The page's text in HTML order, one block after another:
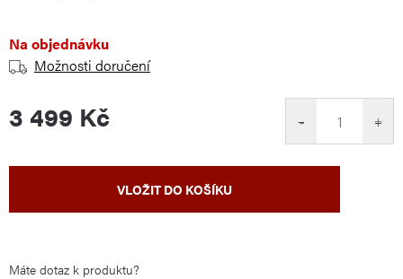
Na objednávku
Možnosti doručení
3 499 Kč +
−
VLOŽIT DO KOŠÍKU
Máte dotaz k produktu?